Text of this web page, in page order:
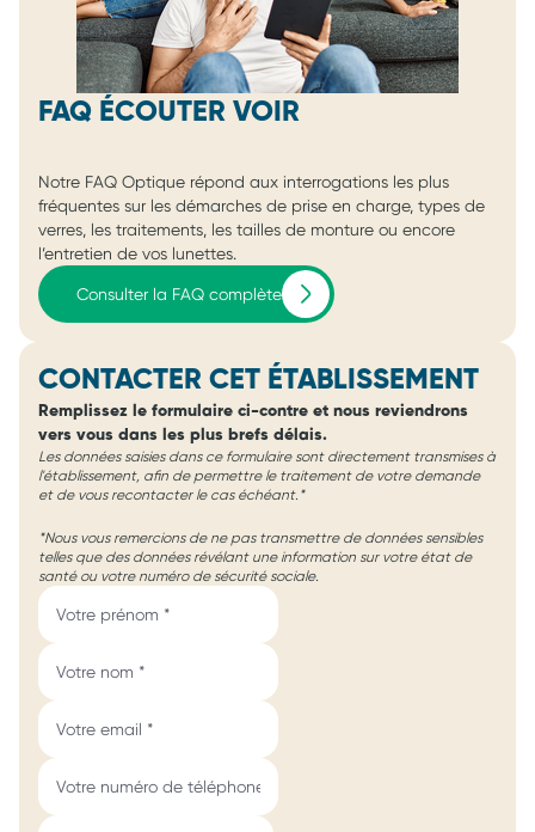
FAQ ÉCOUTER VOIR
Notre FAQ Optique répond aux interrogations les plus
fréquentes sur les démarches de prise en charge, types de
verres, les traitements, les tailles de monture ou encore
l’entretien de vos lunettes.
Consulter la FAQ complète
CONTACTER CET ÉTABLISSEMENT
Remplissez le formulaire ci-contre et nous reviendrons
vers vous dans les plus brefs délais.
Les données saisies dans ce formulaire sont directement transmises à
l'établissement, afin de permettre le traitement de votre demande
et de vous recontacter le cas échéant.*
*Nous vous remercions de ne pas transmettre de données sensibles
telles que des données révélant une information sur votre état de
santé ou votre numéro de sécurité sociale.